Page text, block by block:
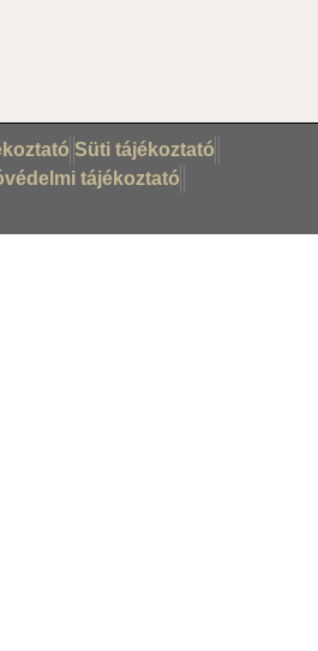
Süti tájékoztató
tájékoztató